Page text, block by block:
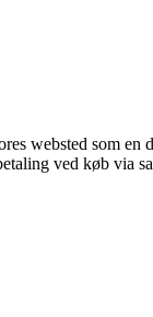
websted som en
ved køb via